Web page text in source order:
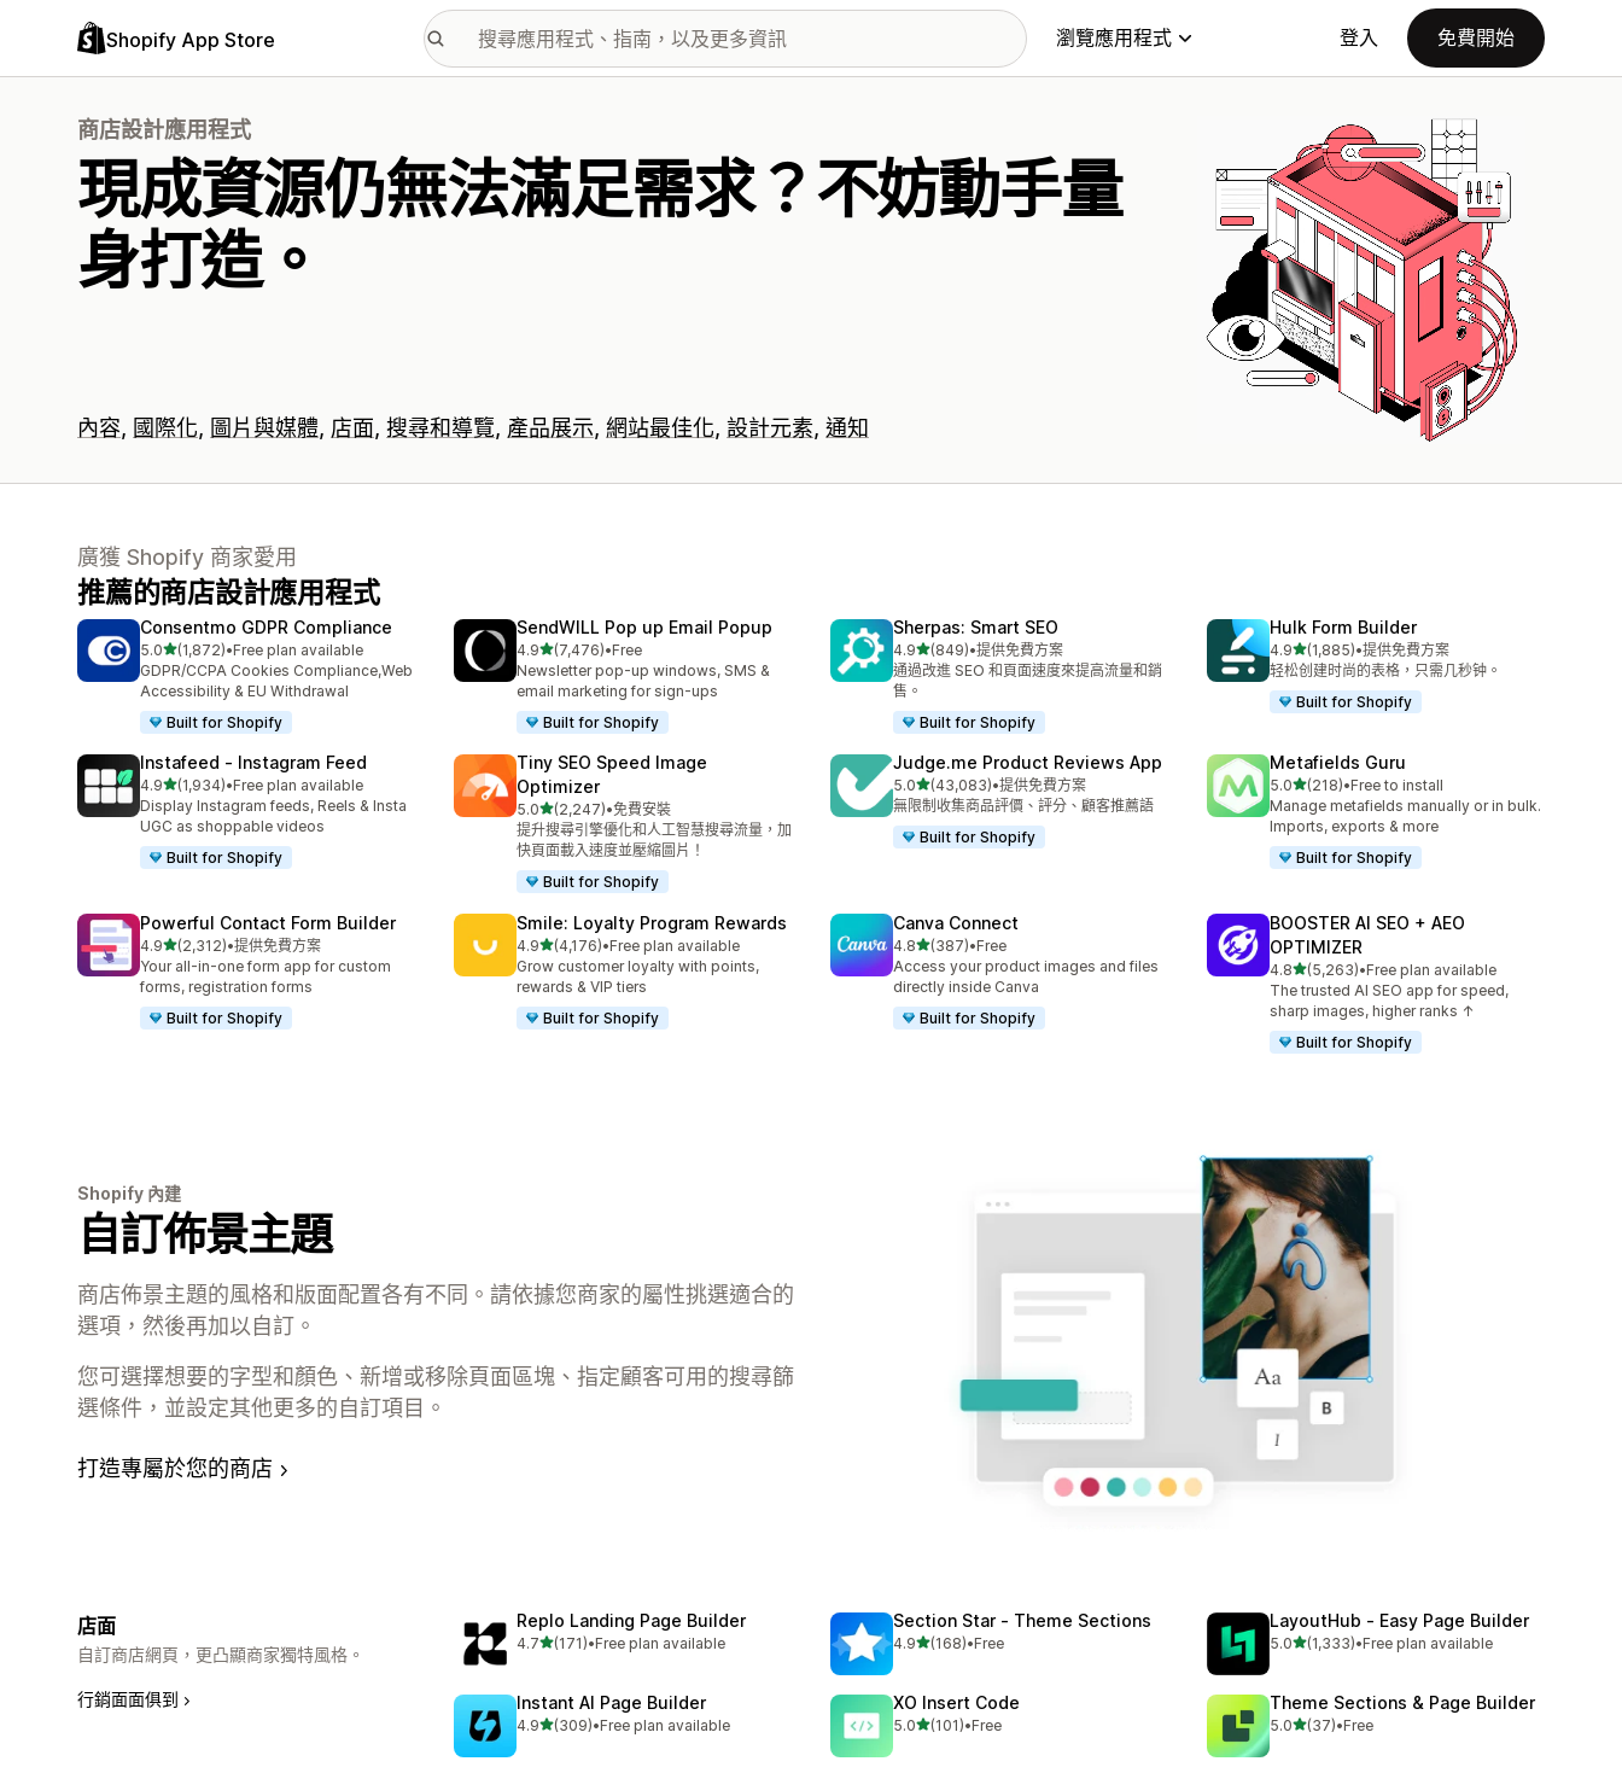
Shopify App Store 瀏覽應用程式 登入 免費開始
商店設計應用程式
現成資源仍無法滿足需求？不妨動手量
身打造。
內容 國際化 圖片與媒體 店面 搜尋和導覽 產品展示 網站最佳化 設計元素 通知
廣獲 Shopify 商家愛用
推薦的商店設計應用程式
Consentmo GDPR Compliance
5.0滿分 5 顆星
(1,872)
共有 1872 則評價
•Free plan available
GDPR/CCPA Cookies Compliance,Web
Accessibility & EU Withdrawal
Built for Shopify
SendWILL Pop up Email Popup
4.9滿分 5 顆星
(7,476)
共有 7476 則評價
•Free
Newsletter pop-up windows, SMS &
email marketing for sign-ups
Built for Shopify
Sherpas: Smart SEO
4.9滿分 5 顆星
(849)
共有 849 則評價
•提供免費方案
通過改進 SEO 和頁面速度來提高流量和銷
售。
Built for Shopify
Hulk Form Builder
4.9滿分 5 顆星
(1,885)
共有 1885 則評價
•提供免費方案
轻松创建时尚的表格，只需几秒钟。
Built for Shopify
Instafeed ‑ Instagram Feed
4.9滿分 5 顆星
(1,934)
共有 1934 則評價
•Free plan available
Display Instagram feeds, Reels & Insta
UGC as shoppable videos
Built for Shopify
Tiny SEO Speed Image
Optimizer
5.0滿分 5 顆星
(2,247)
共有 2247 則評價
•免費安裝
提升搜尋引擎優化和人工智慧搜尋流量，加
快頁面載入速度並壓縮圖片！
Built for Shopify
Judge.me Product Reviews App
5.0滿分 5 顆星
(43,083)
共有 43083 則評價
•提供免費方案
無限制收集商品評價、評分、顧客推薦語
Built for Shopify
Metafields Guru
5.0滿分 5 顆星
(218)
共有 218 則評價
•Free to install
Manage metafields manually or in bulk.
Imports, exports & more
Built for Shopify
Powerful Contact Form Builder
4.9滿分 5 顆星
(2,312)
共有 2312 則評價
•提供免費方案
Your all-in-one form app for custom
forms, registration forms
Built for Shopify
Smile: Loyalty Program Rewards
4.9滿分 5 顆星
(4,176)
共有 4176 則評價
•Free plan available
Grow customer loyalty with points,
rewards & VIP tiers
Built for Shopify
Canva Connect
4.8滿分 5 顆星
(387)
共有 387 則評價
•Free
Access your product images and files
directly inside Canva
Built for Shopify
BOOSTER AI SEO + AEO
OPTIMIZER
4.8滿分 5 顆星
(5,263)
共有 5263 則評價
•Free plan available
The trusted AI SEO app for speed,
sharp images, higher ranks ↑
Built for Shopify
Shopify 內建
自訂佈景主題
商店佈景主題的風格和版面配置各有不同。請依據您商家的屬性挑選適合的
選項，然後再加以自訂。
您可選擇想要的字型和顏色、新增或移除頁面區塊、指定顧客可用的搜尋篩
選條件，並設定其他更多的自訂項目。
打造專屬於您的商店
店面
自訂商店網頁，更凸顯商家獨特風格。
行銷面面俱到
Replo Landing Page Builder
4.7滿分 5 顆星
(171)
共有 171 則評價
•Free plan available
Section Star ‑ Theme Sections
4.9滿分 5 顆星
(168)
共有 168 則評價
•Free
LayoutHub ‑ Easy Page Builder
5.0滿分 5 顆星
(1,333)
共有 1333 則評價
•Free plan available
Instant AI Page Builder
4.9滿分 5 顆星
(309)
共有 309 則評價
•Free plan available
XO Insert Code
5.0滿分 5 顆星
(101)
共有 101 則評價
•Free
Theme Sections & Page Builder
5.0滿分 5 顆星
(37)
共有 37 則評價
•Free